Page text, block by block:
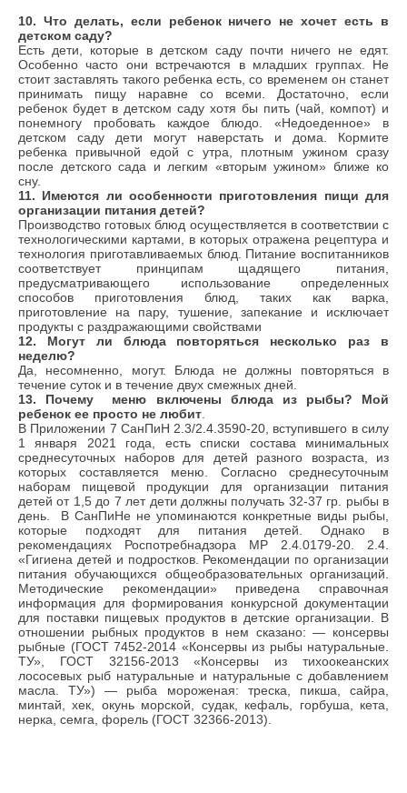
10. Что делать, если ребенок ничего не хочет есть в
детском саду?
Есть дети, которые в детском саду почти ничего не едят.
Особенно часто они встречаются в младших группах. Не
стоит заставлять такого ребенка есть, со временем он станет
принимать пищу наравне со всеми. Достаточно, если
ребенок будет в детском саду хотя бы пить (чай, компот) и
понемногу пробовать каждое блюдо. «Недоеденное» в
детском саду дети могут наверстать и дома. Кормите
ребенка привычной едой с утра, плотным ужином сразу
после детского сада и легким «вторым ужином» ближе ко
сну.
11. Имеются ли особенности приготовления пищи для
организации питания детей?
Производство готовых блюд осуществляется в соответствии с
технологическими картами, в которых отражена рецептура и
технология приготавливаемых блюд. Питание воспитанников
соответствует принципам щадящего питания,
предусматривающего использование определенных
способов приготовления блюд, таких как варка,
приготовление на пару, тушение, запекание и исключает
продукты с раздражающими свойствами
12. Могут ли блюда повторяться несколько раз в
неделю?
Да, несомненно, могут. Блюда не должны повторяться в
течение суток и в течение двух смежных дней.
13. Почему меню включены блюда из рыбы? Мой
ребенок ее просто не любит
В Приложении 7 СанПиН 2.3/2.4.3590-20, вступившего в силу
1 января 2021 года, есть списки состава минимальных
среднесуточных наборов для детей разного возраста, из
которых составляется меню. Согласно среднесуточным
наборам пищевой продукции для организации питания
детей от 1,5 до 7 лет дети должны получать 32-37 гр. рыбы в
день. В СанПиНе не упоминаются конкретные виды рыбы,
которые подходят для питания детей. Однако в
рекомендациях Роспотребнадзора МР 2.4.0179-20. 2.4.
«Гигиена детей и подростков. Рекомендации по организации
питания обучающихся общеобразовательных организаций.
Методические рекомендации» приведена справочная
информация для формирования конкурсной документации
для поставки пищевых продуктов в детские организации. В
отношении рыбных продуктов в нем сказано: — консервы
рыбные (ГОСТ 7452-2014 «Консервы из рыбы натуральные.
ТУ», ГОСТ 32156-2013 «Консервы из тихоокеанских
лососевых рыб натуральные и натуральные с добавлением
масла. ТУ») — рыба мороженая: треска, пикша, сайра,
минтай, хек, окунь морской, судак, кефаль, горбуша, кета,
нерка, семга, форель (ГОСТ 32366-2013).